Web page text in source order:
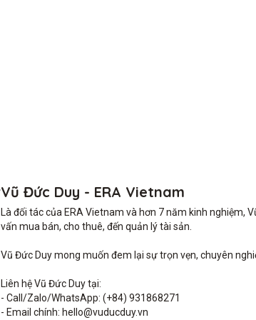
Vũ Đức Duy - ERA Vietnam
Là đối tác của ERA Vietnam và hơn 7 năm kinh
vấn mua bán, cho thuê, đến quản lý tài sản.
Vũ Đức Duy mong muốn đem lại sự trọn vẹn, chuyên
Liên hệ Vũ Đức Duy tại:
- Call/Zalo/WhatsApp: (+84) 931868271
- Email chính: hello@vuducduy.vn